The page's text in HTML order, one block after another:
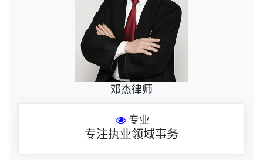
邓杰律师
专业
专注执业领域事务